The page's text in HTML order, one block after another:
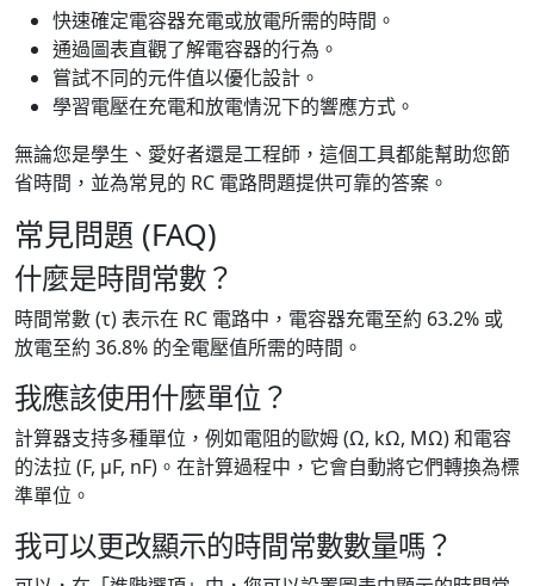
快速確定電容器充電或放電所需的時間。
通過圖表直觀了解電容器的行為。
嘗試不同的元件值以優化設計。
學習電壓在充電和放電情況下的響應方式。
無論您是學生、愛好者還是工程師，這個工具都能幫助您節
省時間，並為常見的 RC 電路問題提供可靠的答案。
常見問題 (FAQ)
什麼是時間常數？
時間常數 (τ) 表示在 RC 電路中，電容器充電至約 63.2% 或
放電至約 36.8% 的全電壓值所需的時間。
我應該使用什麼單位？
計算器支持多種單位，例如電阻的歐姆 (Ω, kΩ, MΩ) 和電容
的法拉 (F, μF, nF)。在計算過程中，它會自動將它們轉換為標
準單位。
我可以更改顯示的時間常數數量嗎？